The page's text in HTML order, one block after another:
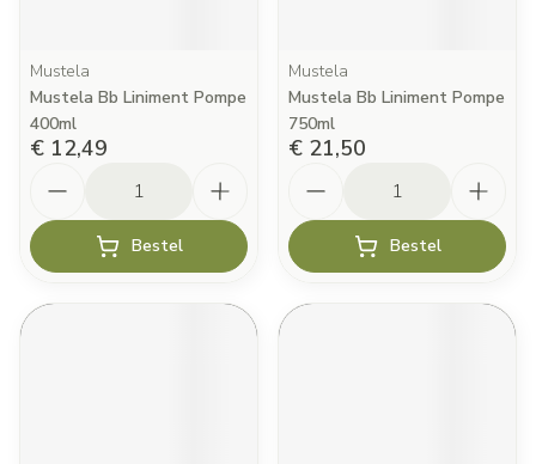
Mustela
Mustela Bb Liniment Pompe
400ml
€ 12,49
Bestel
Mustela
Mustela Bb Liniment Pompe
750ml
€ 21,50
Bestel